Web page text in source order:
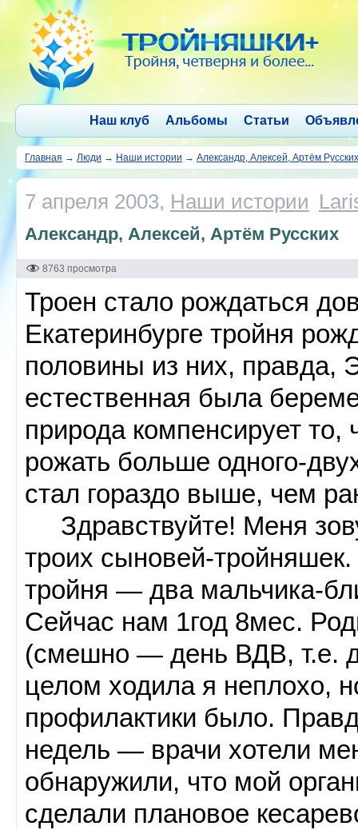
Наш клуб Альбомы Статьи
Главная → Люди → Наши истории → Александр, Алексей, Артём Русских
7 апреля 2003, Наши истории
Александр, Алексей, Артём Русских
8763 просмотра
Троен стало рождаться
Екатеринбурге тройня
половины из них, правда,
естественная была
природа компенсирует
рожать больше одного-
стал гораздо выше, чем
Здравствуйте! Меня
троих сыновей-
тройня — два мальчика-
Сейчас нам 1год 8мес.
(смешно — день ВДВ, т.е.
целом ходила я неплохо,
профилактики было.
недель — врачи хотели
обнаружили, что мой
сделали плановое